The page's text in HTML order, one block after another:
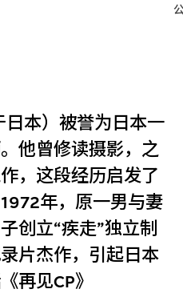
日本）被誉为日本一
他曾修读摄影，之
，这段经历启发了
年，原一男与妻
创立“疾走”独立制
片杰作，引起日本
再见CP》